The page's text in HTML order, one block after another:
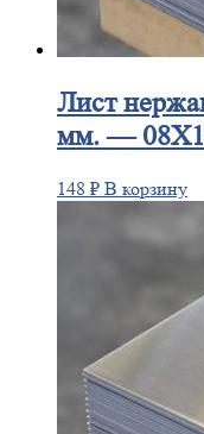
Лист
мм. —
148 ₽ В корзину